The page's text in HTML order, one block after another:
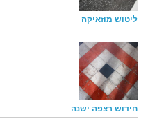
ליטוש מוזאיקה
חידוש רצפה ישנה